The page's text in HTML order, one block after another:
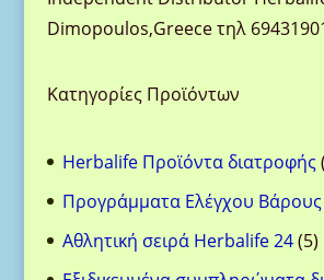
Dimopoulos,Greece τηλ
Κατηγορίες Προϊόντων
Herbalife Προϊόντα διατροφής
Προγράμματα Ελέγχου Βάρους
Αθλητική σειρά Herbalife 24 55